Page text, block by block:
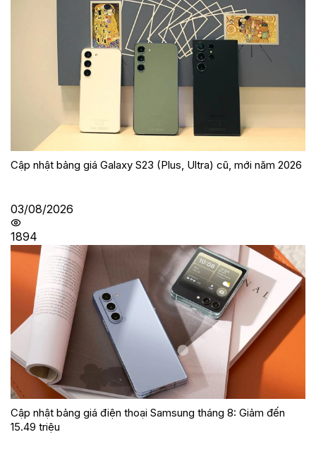
Cập nhật bảng giá Galaxy S23 (Plus, Ultra) cũ, mới năm 2026
03/08/2026
1894
Cập nhật bảng giá điện thoại Samsung tháng 8: Giảm đến
15.49 triệu